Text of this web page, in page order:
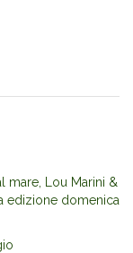
mare, Lou Marini &
edizione domenica